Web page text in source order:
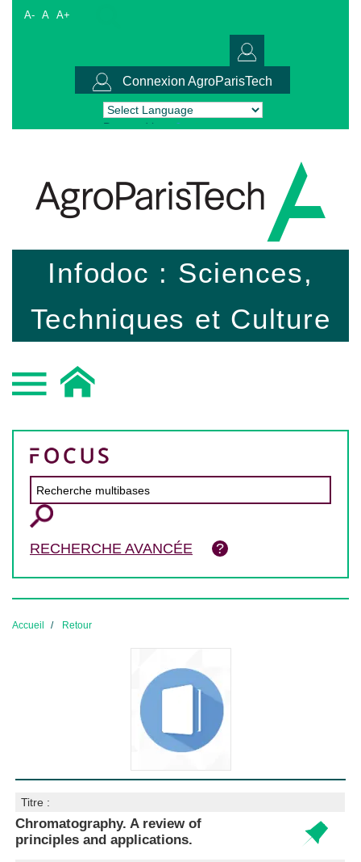
A- A A+
Connexion AgroParisTech
Powered by Translate
Infodoc : Sciences,
Techniques et Culture
RECHERCHE AVANCÉE
Accueil Retour
Titre :
Chromatography. A review of
principles and applications.